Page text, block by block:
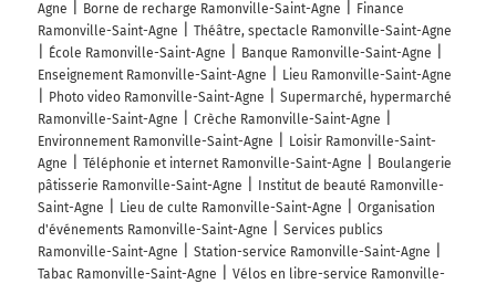
Agne
Borne de recharge Ramonville-Saint-Agne
Finance
Ramonville-Saint-Agne
Théâtre, spectacle Ramonville-Saint-Agne
École Ramonville-Saint-Agne
Banque Ramonville-Saint-Agne
Enseignement Ramonville-Saint-Agne
Lieu Ramonville-Saint-Agne
Photo video Ramonville-Saint-Agne
Supermarché, hypermarché
Ramonville-Saint-Agne
Crèche Ramonville-Saint-Agne
Environnement Ramonville-Saint-Agne
Loisir Ramonville-Saint-
Agne
Téléphonie et internet Ramonville-Saint-Agne
Boulangerie
pâtisserie Ramonville-Saint-Agne
Institut de beauté Ramonville-
Saint-Agne
Lieu de culte Ramonville-Saint-Agne
Organisation
d'événements Ramonville-Saint-Agne
Services publics
Ramonville-Saint-Agne
Station-service Ramonville-Saint-Agne
Tabac Ramonville-Saint-Agne
Vélos en libre-service Ramonville-